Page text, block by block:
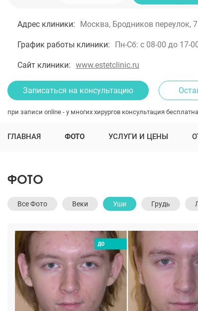
Адрес клиники: Москва, Бродников переулок, 7
График работы клиники: Пн-Сб: с 08-00 до 17-
Сайт клиники: www.estetclinic.ru
Записаться на консультацию
при записи online - у многих хирургов консультация
ГЛАВНАЯ ФОТО УСЛУГИ И ЦЕНЫ
ФОТО
Все Фото Веки Уши Грудь